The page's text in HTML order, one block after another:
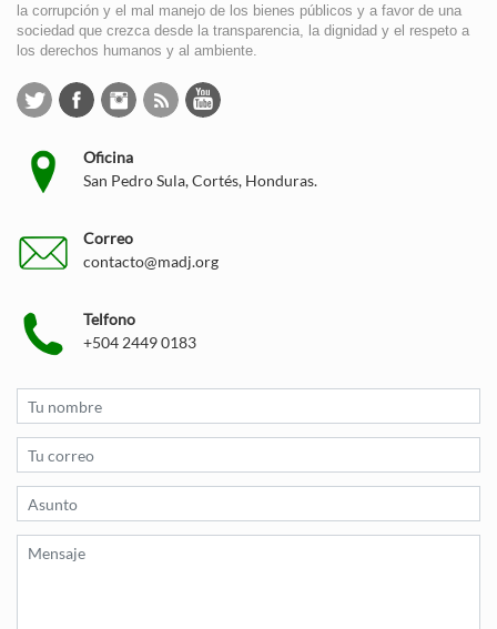
la corrupción y el mal manejo de los bienes públicos y a favor de una
sociedad que crezca desde la transparencia, la dignidad y el respeto a
los derechos humanos y al ambiente.
Oficina
San Pedro Sula, Cortés, Honduras.
Correo
contacto@madj.org
Telfono
+504 2449 0183